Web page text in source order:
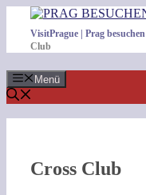
Inhalt
springen
VisitPrague | Prag besuchen
Club
Menü
Cross Club